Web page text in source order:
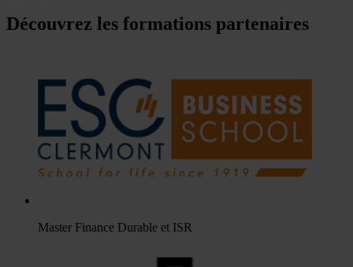
Découvrez les formations partenaires
Master Finance Durable et ISR